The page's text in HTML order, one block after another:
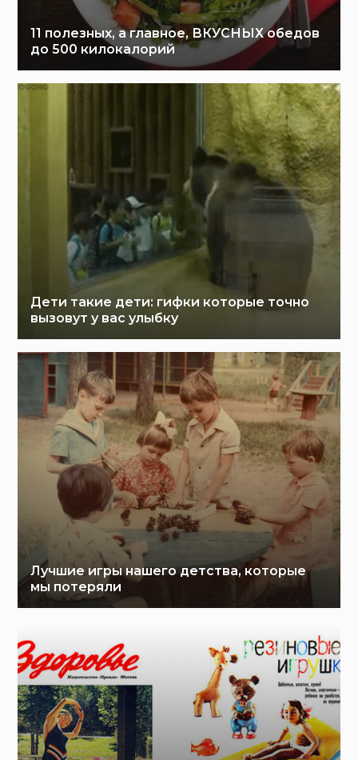
11 полезных, а главное, ВКУСНЫХ обедов
до 500 килокалорий
Дети такие дети: гифки которые точно
вызовут у вас улыбку
Лучшие игры нашего детства, которые
мы потеряли